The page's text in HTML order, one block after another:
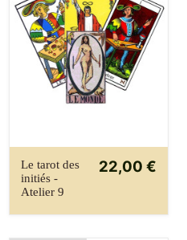
Le tarot des
initiés -
Atelier 9
22,00 €